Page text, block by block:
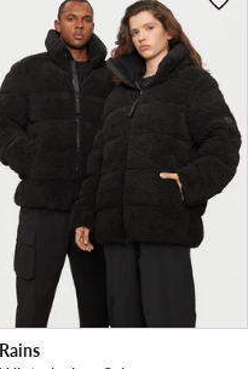
Rains